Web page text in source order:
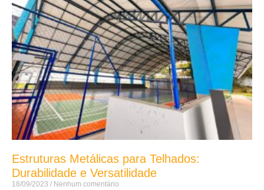
Estruturas Metálicas para Telhados:
Durabilidade e Versatilidade
18/09/2023 Nenhum comentário